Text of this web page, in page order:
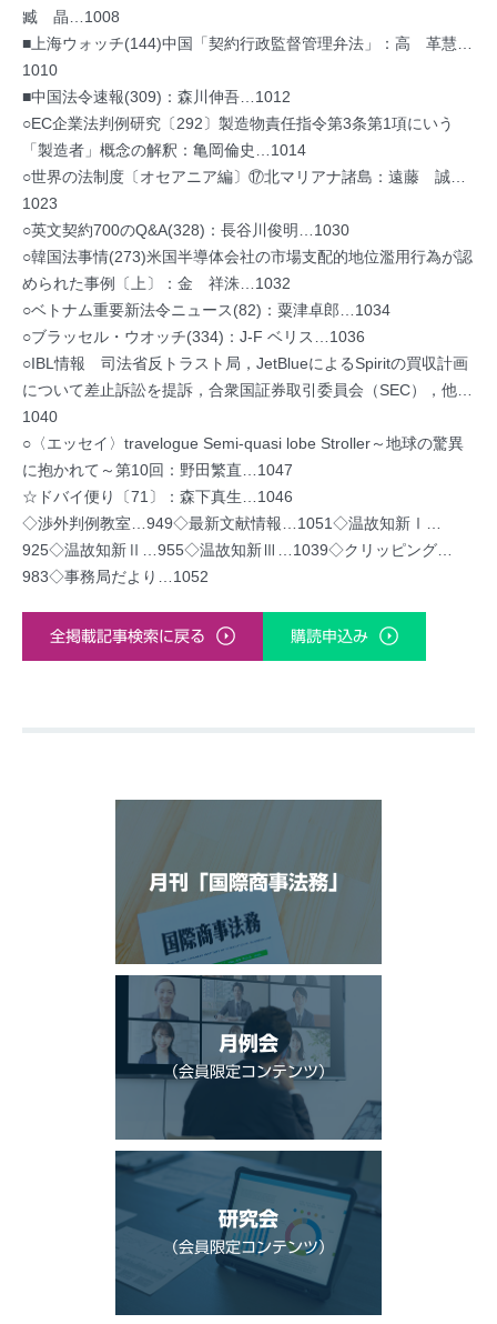
臧 晶…1008
■上海ウォッチ(144)中国「契約行政監督管理弁法」：高 革慧…
1010
■中国法令速報(309)：森川伸吾…1012
○EC企業法判例研究〔292〕製造物責任指令第3条第1項にいう
「製造者」概念の解釈：亀岡倫史…1014
○世界の法制度〔オセアニア編〕⑰北マリアナ諸島：遠藤 誠…
1023
○英文契約700のQ&A(328)：長谷川俊明…1030
○韓国法事情(273)米国半導体会社の市場支配的地位濫用行為が認
められた事例〔上〕：金 祥洙…1032
○ベトナム重要新法令ニュース(82)：粟津卓郎…1034
○ブラッセル・ウオッチ(334)：J-F ベリス…1036
○IBL情報 司法省反トラスト局，JetBlueによるSpiritの買収計画
について差止訴訟を提訴，合衆国証券取引委員会（SEC），他…
1040
○〈エッセイ〉travelogue Semi-quasi lobe Stroller～地球の驚異
に抱かれて～第10回：野田繁直…1047
☆ドバイ便り〔71〕：森下真生…1046
◇渉外判例教室…949◇最新文献情報…1051◇温故知新Ⅰ…
925◇温故知新Ⅱ…955◇温故知新Ⅲ…1039◇クリッピング…
983◇事務局だより…1052
全掲載記事検索に戻る 購読申込み
月刊「国際商事法務」
月例会
（会員限定コンテンツ）
研究会
（会員限定コンテンツ）